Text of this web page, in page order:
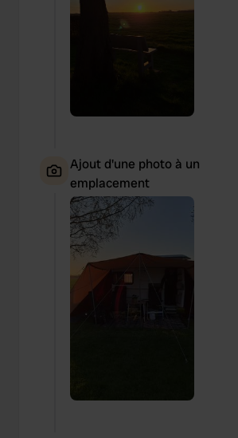
Ajout d'une photo à un
emplacement